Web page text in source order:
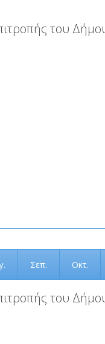
του
Σεπ. Οκτ.
του